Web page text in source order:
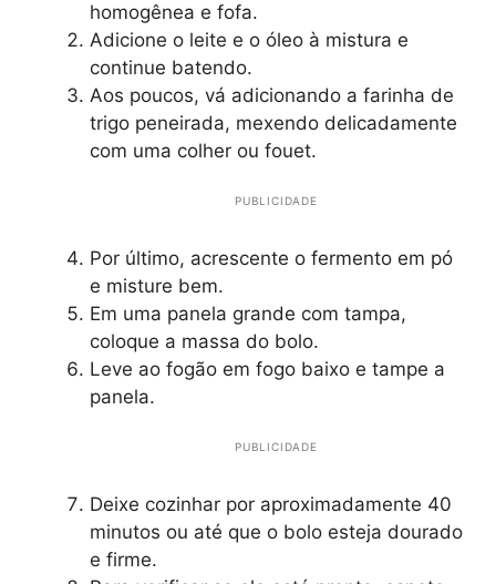
homogênea e fofa.
Adicione o leite e o óleo à mistura e
continue batendo.
Aos poucos, vá adicionando a farinha de
trigo peneirada, mexendo delicadamente
com uma colher ou fouet.
PUBLICIDADE
Por último, acrescente o fermento em pó
e misture bem.
Em uma panela grande com tampa,
coloque a massa do bolo.
Leve ao fogão em fogo baixo e tampe a
panela.
PUBLICIDADE
Deixe cozinhar por aproximadamente 40
minutos ou até que o bolo esteja dourado
e firme.